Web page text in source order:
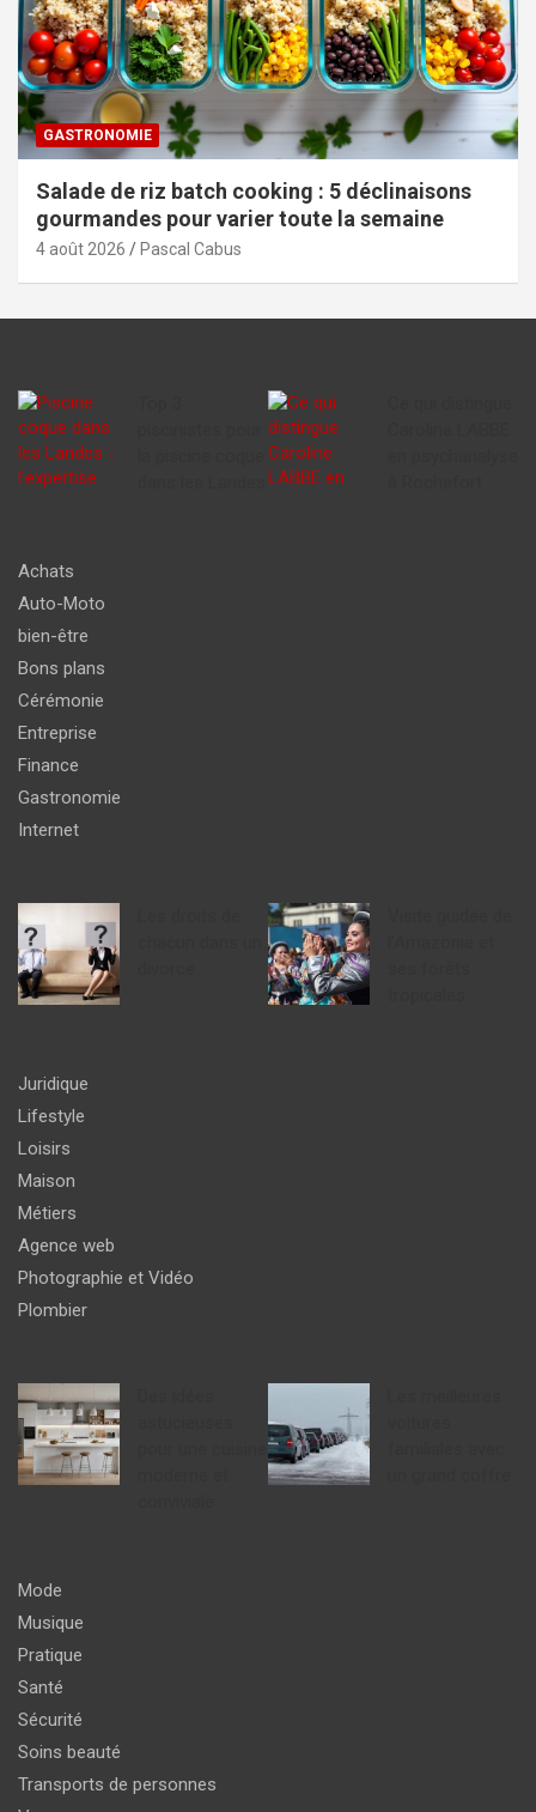
GASTRONOMIE
Salade de riz batch cooking : 5 déclinaisons
gourmandes pour varier toute la semaine
4 août 2026 Pascal Cabus
Achats
Auto-Moto
bien-être
Bons plans
Cérémonie
Entreprise
Finance
Gastronomie
Internet
Juridique
Lifestyle
Loisirs
Maison
Métiers
Agence web
Photographie et Vidéo
Plombier
Mode
Musique
Pratique
Santé
Sécurité
Soins beauté
Transports de personnes